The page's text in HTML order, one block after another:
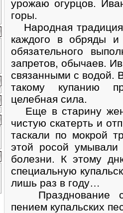
урожаю огурцов.
горы.
Народная традиция
каждого в обряды и
обязательного
запретов, обычаев.
связанными с водой.
такому купанию
целебная сила.
Еще в старину
чистую скатерть и
таскали по мокрой
этой росой умывали
болезни. К этому
специальную
лишь раз в году…
Празднование
пением купальских